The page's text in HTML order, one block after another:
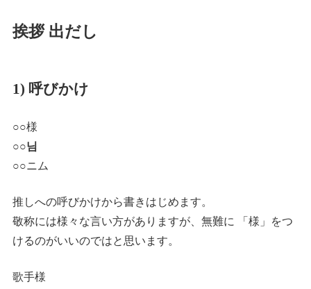
挨拶 出だし
1) 呼びかけ
○○様
○○님
○○ニム
推しへの呼びかけから書きはじめます。
敬称には様々な言い方がありますが、無難に 「様」をつ
けるのがいいのではと思います。
歌手様